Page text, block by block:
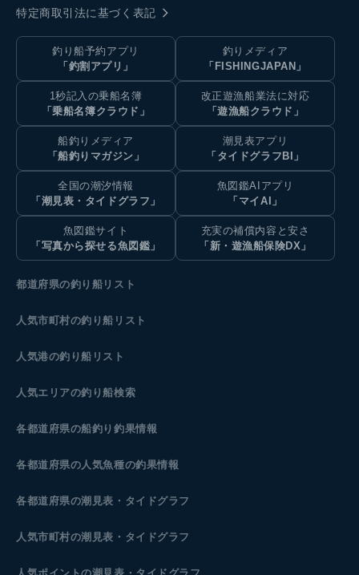
特定商取引法に基づく表記
釣り船予約アプリ
「釣割アプリ」
釣りメディア
「FISHINGJAPAN」
1秒記入の乗船名簿
「乗船名簿クラウド」
改正遊漁船業法に対応
「遊漁船クラウド」
船釣りメディア
「船釣りマガジン」
潮見表アプリ
「タイドグラフBI」
全国の潮汐情報
「潮見表・タイドグラフ」
魚図鑑AIアプリ
「マイAI」
魚図鑑サイト
「写真から探せる魚図鑑」
充実の補償内容と安さ
「新・遊漁船保険DX」
都道府県の釣り船リスト
人気市町村の釣り船リスト
人気港の釣り船リスト
人気エリアの釣り船検索
各都道府県の船釣り釣果情報
各都道府県の人気魚種の釣果情報
各都道府県の潮見表 ・タイドグラフ
人気市町村の潮見表・タイドグラフ